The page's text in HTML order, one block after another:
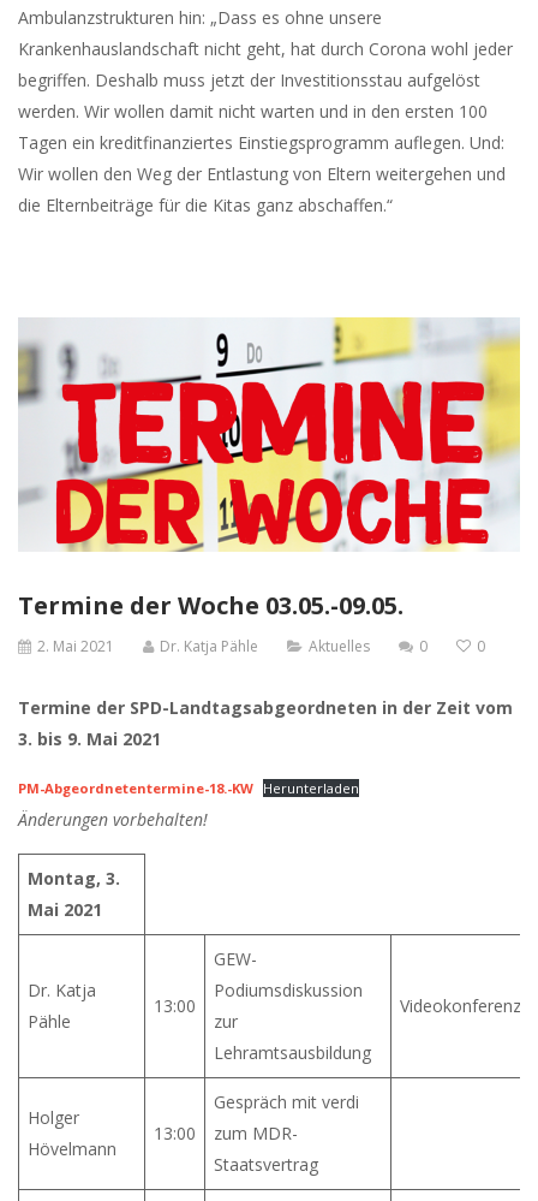
Ambulanzstrukturen hin: „Dass es ohne unsere
Krankenhauslandschaft nicht geht, hat durch Corona wohl jeder
begriffen. Deshalb muss jetzt der Investitionsstau aufgelöst
werden. Wir wollen damit nicht warten und in den ersten 100
Tagen ein kreditfinanziertes Einstiegsprogramm auflegen. Und:
Wir wollen den Weg der Entlastung von Eltern weitergehen und
die Elternbeiträge für die Kitas ganz abschaffen.“
Termine der Woche 03.05.-09.05.
2. Mai 2021 Dr. Katja Pähle Aktuelles 0 0
Termine der SPD-Landtagsabgeordneten in der Zeit vom
3. bis 9. Mai 2021
PM-Abgeordnetentermine-18.-KW Herunterladen
Änderungen vorbehalten!
Montag, 3.
Mai 2021
Dr. Katja
Pähle
13:00
GEW-
Podiumsdiskussion
zur
Lehramtsausbildung
Videokonferenz
Holger
Hövelmann
13:00
Gespräch mit verdi
zum MDR-
Staatsvertrag